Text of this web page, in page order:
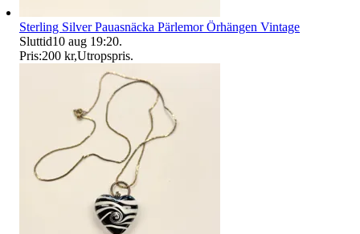
Sterling Silver Pauasnäcka Pärlemor Örhängen Vintage
Sluttid10 aug 19:20.
Pris:200 kr,Utropspris.